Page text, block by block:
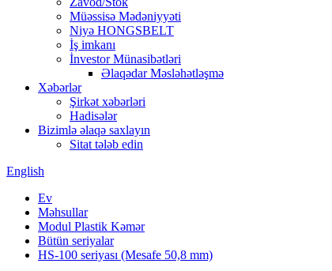
Müəssisə Mədəniyyəti
Niyə HONGSBELT
İş imkanı
İnvestor Münasibətləri
Əlaqədar Məsləhətləşmə
Xəbərlər
Şirkət xəbərləri
Hadisələr
Bizimlə əlaqə saxlayın
Sitat tələb edin
English
Ev
Məhsullar
Modul Plastik Kəmər
Bütün seriyalar
HS-100 seriyası (Mesafe 50,8 mm)